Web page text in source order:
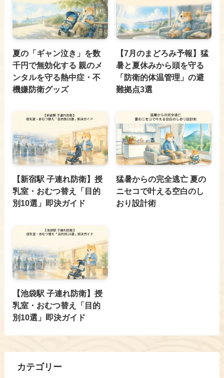
夏の「ギャン泣き」を数
千円で無効化する 親のメ
ンタルを守る熱中症・不
機嫌防衛グッズ
【7月のまどろみ予報】猛
暑と夏休みから頭を守る
「防衛的体温管理」の避
難拠点3選
【新宿駅 子連れ防衛】授
乳室・おむつ替え「目的
別10選」即決ガイド
猛暑からの完全逃亡 夏の
ニセコで叶える空白のし
おり設計術
【池袋駅 子連れ防衛】授
乳室・おむつ替え「目的
別10選」即決ガイド
カテゴリー